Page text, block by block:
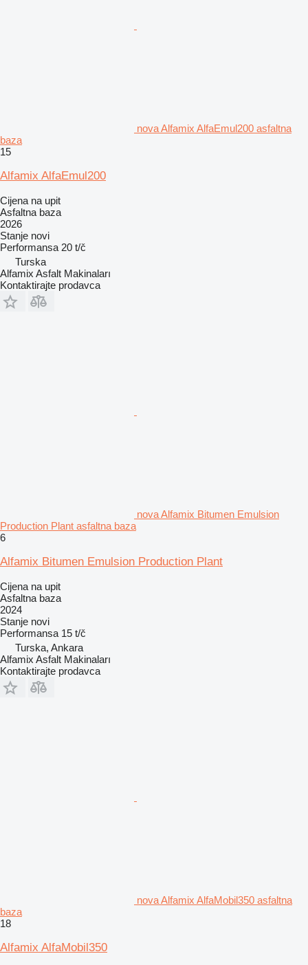
nova Alfamix AlfaEmul200 asfaltna
baza
15
Alfamix AlfaEmul200
Cijena na upit
Asfaltna baza
2026
Stanje novi
Performansa 20 t/č
Turska
Alfamix Asfalt Makinaları
Kontaktirajte prodavca
nova Alfamix Bitumen Emulsion
Production Plant asfaltna baza
6
Alfamix Bitumen Emulsion Production Plant
Cijena na upit
Asfaltna baza
2024
Stanje novi
Performansa 15 t/č
Turska, Ankara
Alfamix Asfalt Makinaları
Kontaktirajte prodavca
nova Alfamix AlfaMobil350 asfaltna
baza
18
Alfamix AlfaMobil350